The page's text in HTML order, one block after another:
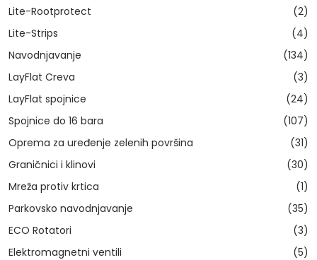
Lite-Rootprotect
(2)
Lite-Strips
(4)
Navodnjavanje
(134)
LayFlat Creva
(3)
LayFlat spojnice
(24)
Spojnice do 16 bara
(107)
Oprema za uređenje zelenih površina
(31)
Graničnici i klinovi
(30)
Mreža protiv krtica
(1)
Parkovsko navodnjavanje
(35)
ECO Rotatori
(3)
Elektromagnetni ventili
(5)